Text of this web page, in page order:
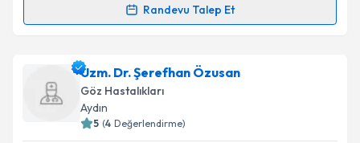
Randevu Talep Et
Randevu Takvimi Talebi
Prof. Dr. Sema Oruç Dündariçin randevu takvimi
talebi oluşturun. Size bu uzmandan randevu almanız
için bir takvim hazırlandığında e-posta ile
bilgilendireceğiz.
Uzm. Dr. Şerefhan Özusan
Göz Hastalıkları
Aydın
5 (4 Değerlendirme)